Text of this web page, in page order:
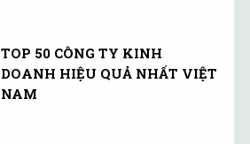
TOP 50 CÔNG TY KINH
DOANH HIỆU QUẢ NHẤT VIỆT
NAM